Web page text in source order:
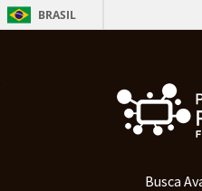
Pular para o conteúdo principal
BRASIL
Busca